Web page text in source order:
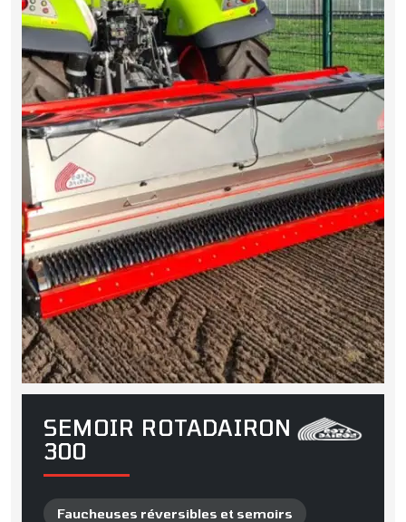
SEMOIR ROTADAIRON
300
Faucheuses réversibles et semoirs